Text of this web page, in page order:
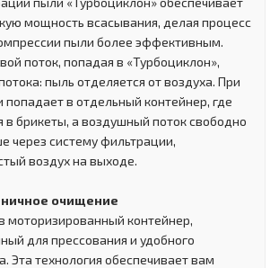
мощность всасывания, делая процесс
пыли более эффективным.
поток, попадая в «Турбоциклон»,
пыль отделяется от воздуха. При
попадает в отдельный контейнер, где
в брикеты, а воздушный поток свободно
через систему фильтрации,
воздух на выходе.
очищение
моторизированный контейнер,
для прессования и удобного
Эта технология обеспечивает вам